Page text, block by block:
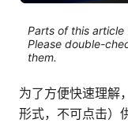
Parts of this article
Please double-
them.
为了方便快速理解
形式，不可点击）